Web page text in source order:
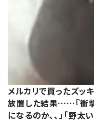
メルカリで買ったズッ
放置した結果……『衝
になるのか、、」「野太